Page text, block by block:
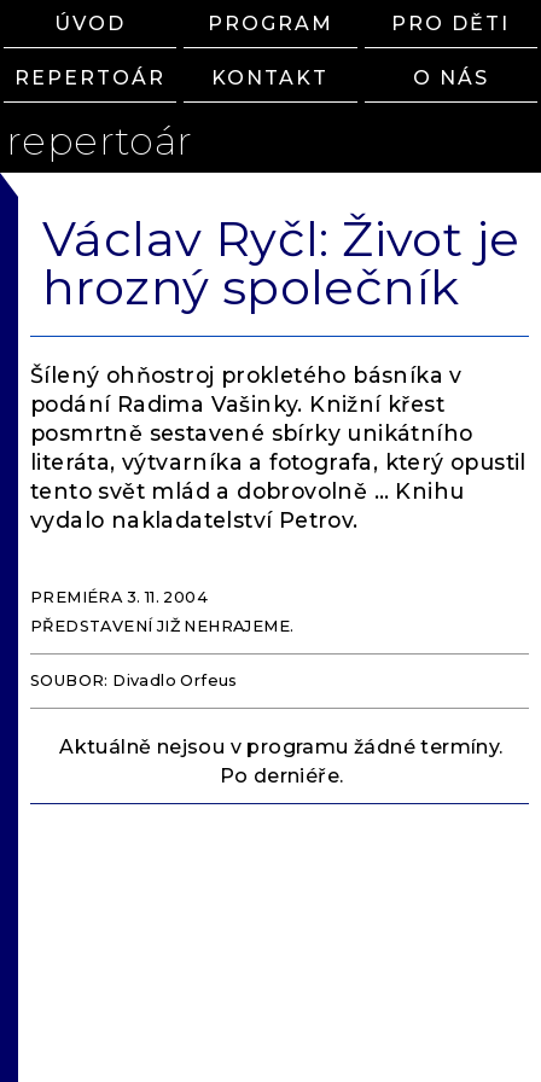
ÚVOD PROGRAM PRO DĚTI
REPERTOÁR KONTAKT O NÁS
repertoár
Václav Ryčl: Život je
hrozný společník
Šílený ohňostroj prokletého básníka v
podání Radima Vašinky. Knižní křest
posmrtně sestavené sbírky unikátního
literáta, výtvarníka a fotografa, který opustil
tento svět mlád a dobrovolně … Knihu
vydalo nakladatelství Petrov.
PREMIÉRA 3. 11. 2004
PŘEDSTAVENÍ JIŽ NEHRAJEME.
SOUBOR: Divadlo Orfeus
Aktuálně nejsou v programu žádné termíny.
Po derniéře.